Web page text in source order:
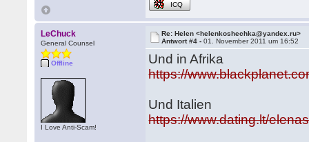
ICQ
LeChuck
General Counsel
Offline
I Love Anti-Scam!
Re: Helen <helenkoshechka@yandex.ru>
Antwort #4 -01. November 2011 um 16:52
Und in Afrika
https://
Und Italien
https://www.dating.lt/